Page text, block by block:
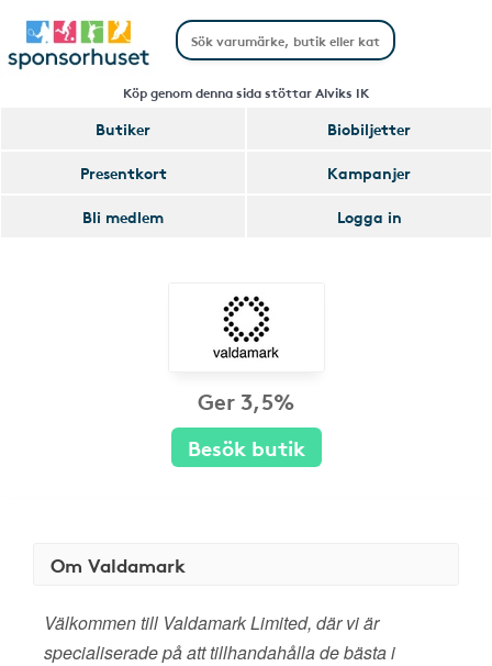
Köp genom denna sida stöttar Alviks IK
Butiker
Biobiljetter
Presentkort
Kampanjer
Bli medlem
Logga in
Ger 3,5%
Besök butik
Om Valdamark
Välkommen till Valdamark Limited, där vi är
specialiserade på att tillhandahålla de bästa i